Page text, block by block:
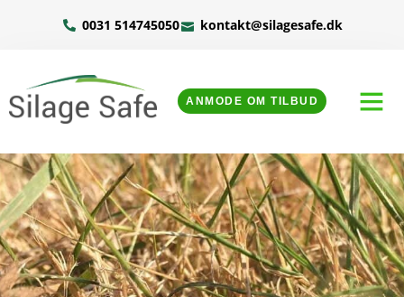
0031 514745050 kontakt@silagesafe.dk
ANMODE OM TILBUD